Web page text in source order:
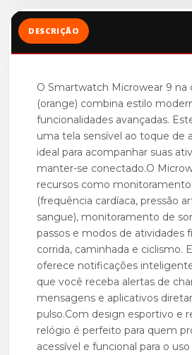
DESCRIÇÃO
O Smartwatch Microwear 9 na
(orange) combina estilo
funcionalidades avançadas.
uma tela sensível ao toque de
ideal para acompanhar suas
manter-se conectado.O
recursos como
(frequência cardíaca, pressão
sangue), monitoramento de
passos e modos de atividades
corrida, caminhada e ciclismo.
oferece notificações
que você receba alertas de
mensagens e aplicativos
pulso.Com design esportivo e
relógio é perfeito para quem
acessível e funcional para o